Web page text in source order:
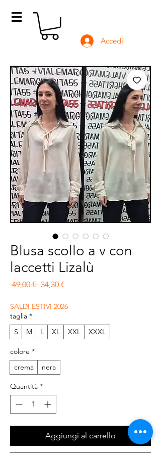
Accedi
Blusa scollo a v con
laccetti Lizalù
49,00 € Prezzo regolare
34,30 €
SALDI ESTIVI 2026
taglia *
S
M L XL XXL XXXL
colore *
crema
nera
Quantità *
Aggiungi al carrello